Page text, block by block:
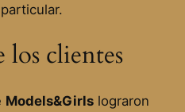
clientes
Models&Girlslograron